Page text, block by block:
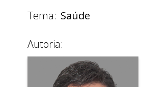
Tema: Saúde
Autoria: